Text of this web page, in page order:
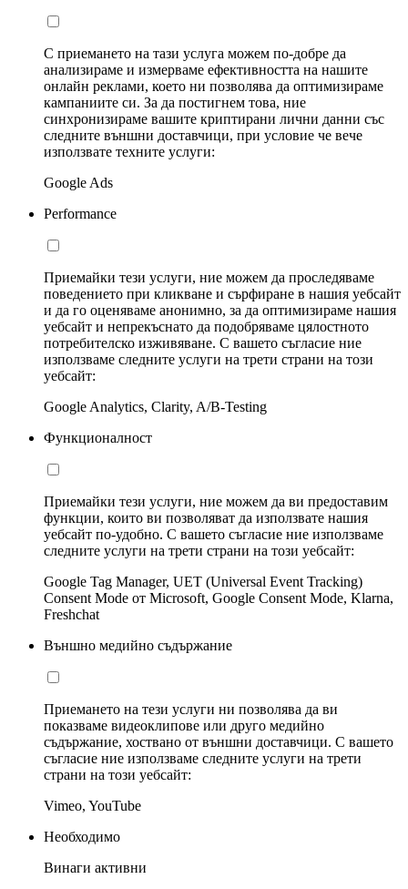
С приемането на тази услуга можем по-добре да
анализираме и измерваме ефективността на нашите
онлайн реклами, което ни позволява да оптимизираме
кампаниите си. За да постигнем това, ние
синхронизираме вашите криптирани лични данни със
следните външни доставчици, при условие че вече
използвате техните услуги:
Google Ads
Performance
Приемайки тези услуги, ние можем да проследяваме
поведението при кликване и сърфиране в нашия уебсайт
и да го оценяваме анонимно, за да оптимизираме нашия
уебсайт и непрекъснато да подобряваме цялостното
потребителско изживяване. С вашето съгласие ние
използваме следните услуги на трети страни на този
уебсайт:
Google Analytics, Clarity, A/B-Testing
Функционалност
Приемайки тези услуги, ние можем да ви предоставим
функции, които ви позволяват да използвате нашия
уебсайт по-удобно. С вашето съгласие ние използваме
следните услуги на трети страни на този уебсайт:
Google Tag Manager, UET (Universal Event Tracking)
Consent Mode от Microsoft, Google Consent Mode, Klarna,
Freshchat
Външно медийно съдържание
Приемането на тези услуги ни позволява да ви
показваме видеоклипове или друго медийно
съдържание, хоствано от външни доставчици. С вашето
съгласие ние използваме следните услуги на трети
страни на този уебсайт:
Vimeo, YouTube
Необходимо
Винаги активни